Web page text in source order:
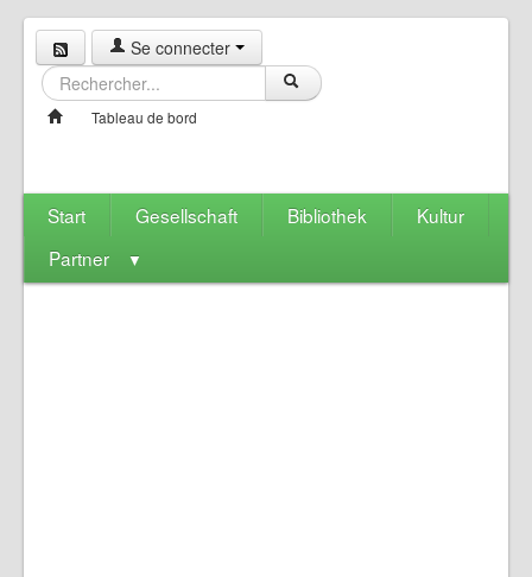
Se connecter
Tableau de bord
Start Gesellschaft Bibliothek
Kultur
Partner
▼